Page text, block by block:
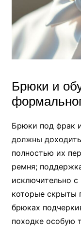
Брюки и
Брюки под фрак
должны
полностью их
ремня;
исключительно
которые скрыты
брюках
походке особую